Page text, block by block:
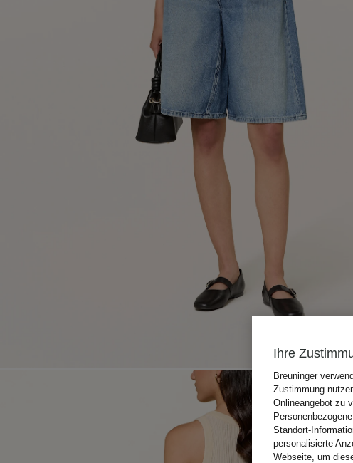
Ihre
Breuninger
Zustimmung
Onlineangebot zu
Standort-
personalisierte
Webseite, um